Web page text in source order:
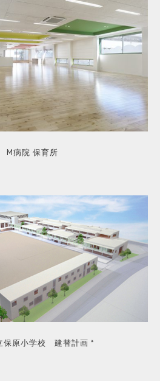
M病院 保育所
保原小学校 建替計画 *